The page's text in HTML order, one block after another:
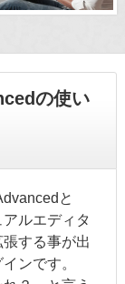
の使い
と
ルエディタ
する事が出
ンです。